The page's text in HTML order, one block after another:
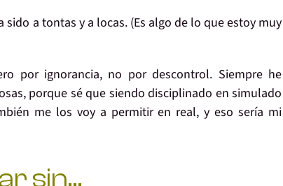
sido a tontas y a locas. (Es algo de lo que estoy muy
por ignorancia, no por descontrol. Siempre he
porque sé que siendo disciplinado en simulado
me los voy a permitiren real, y eso sería mi
sin…